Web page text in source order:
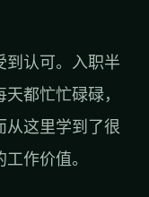
到认可。入职半
都忙忙碌碌，
从这里学到了很
作价值。